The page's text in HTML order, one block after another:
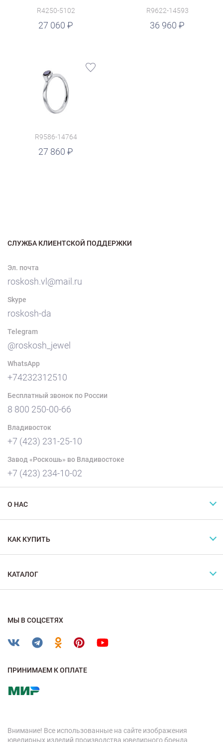
R4250-5102
27 060
R9622-14593
36 960
R9586-14764
27 860
СЛУЖБА КЛИЕНТСКОЙ ПОДДЕРЖКИ
Эл. почта
roskosh.vl@mail.ru
Skype
roskosh-da
Telegram
@roskosh_jewel
WhatsApp
+74232312510
Бесплатный звонок по России
8 800 250-00-66
Владивосток
+7 (423) 231-25-10
Завод «Роскошь» во Владивостоке
+7 (423) 234-10-02
О НАС
КАК КУПИТЬ
КАТАЛОГ
МЫ В СОЦСЕТЯХ
ПРИНИМАЕМ К ОПЛАТЕ
Внимание! Все использованные на сайте изображения
ювелирных изделий производства ювелирного бренда